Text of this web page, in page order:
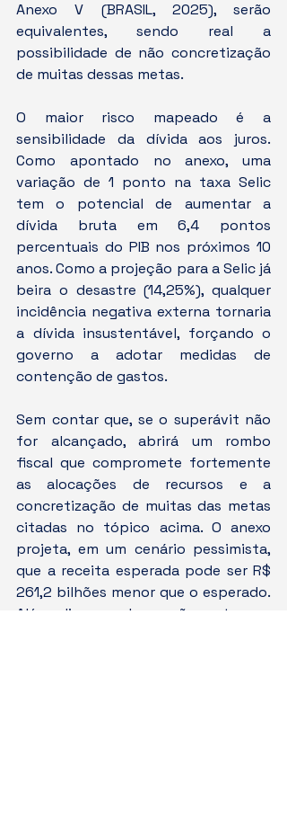
Anexo V (BRASIL, 2025), serão
equivalentes, sendo real a
possibilidade de não concretização
de muitas dessas metas.
O maior risco mapeado é a
sensibilidade da dívida aos juros.
Como apontado no anexo, uma
variação de 1 ponto na taxa Selic
tem o potencial de aumentar a
dívida bruta em 6,4 pontos
percentuais do PIB nos próximos 10
anos. Como a projeção para a Selic já
beira o desastre (14,25%), qualquer
incidência negativa externa tornaria
a dívida insustentável, forçando o
governo a adotar medidas de
contenção de gastos.
Sem contar que, se o superávit não
for alcançado, abrirá um rombo
fiscal que compromete fortemente
as alocações de recursos e a
concretização de muitas das metas
citadas no tópico acima. O anexo
projeta, em um cenário pessimista,
que a receita esperada pode ser R$
261,2 bilhões menor que o esperado.
Além disso, embora não entre no